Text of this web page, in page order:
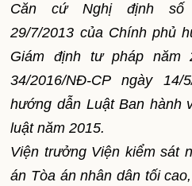
Căn cứ Nghị định số
29/7/2013 của Chính phủ
Giám định tư pháp năm
34/2016/NĐ-CP ngày
hướng dẫn Luật Ban hành
luật năm 2015.
Viện trưởng Viện kiểm sát
án Tòa án nhân dân tối